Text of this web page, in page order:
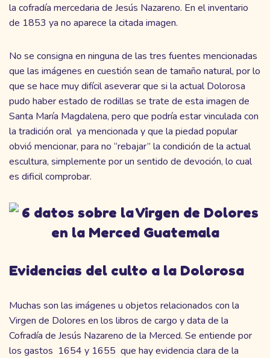
la cofradía mercedaria de Jesús Nazareno. En el inventario
de 1853 ya no aparece la citada imagen.
No se consigna en ninguna de las tres fuentes mencionadas
que las imágenes en cuestión sean de tamaño natural, por lo
que se hace muy difícil aseverar que si la actual Dolorosa
pudo haber estado de rodillas se trate de esta imagen de
Santa María Magdalena, pero que podría estar vinculada con
la tradición oral ya mencionada y que la piedad popular
obvió mencionar, para no “rebajar” la condición de la actual
escultura, simplemente por un sentido de devoción, lo cual
es dificil comprobar.
Evidencias del culto a la Dolorosa
Muchas son las imágenes u objetos relacionados con la
Virgen de Dolores en los libros de cargo y data de la
Cofradía de Jesús Nazareno de la Merced. Se entiende por
los gastos 1654 y 1655 que hay evidencia clara de la